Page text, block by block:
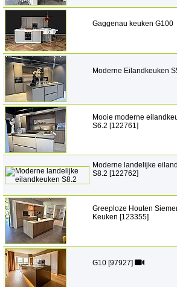
Gaggenau keuken G100
Moderne Eilandkeuken
Mooie moderne
S6.2 [122761]
Moderne landelijke
S8.2 [122762]
Greeploze Houten
Keuken [123355]
G10 [97927]